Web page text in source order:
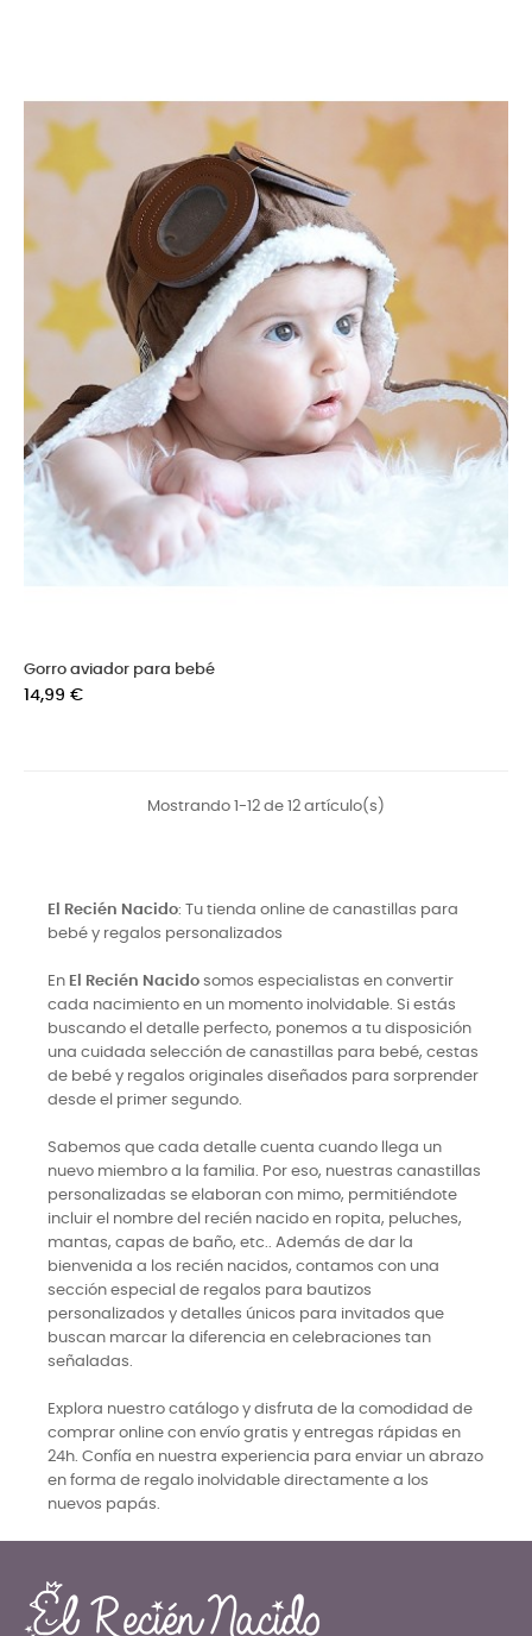
Gorro aviador para bebé
Precio
14,99 €
Mostrando 1-12 de 12 artículo(s)
El Recién Nacido: Tu tienda online de canastillas para
bebé y regalos personalizados
En El Recién Nacido somos especialistas en convertir
cada nacimiento en un momento inolvidable. Si estás
buscando el detalle perfecto, ponemos a tu disposición
una cuidada selección de canastillas para bebé, cestas
de bebé y regalos originales diseñados para sorprender
desde el primer segundo.
Sabemos que cada detalle cuenta cuando llega un
nuevo miembro a la familia. Por eso, nuestras canastillas
personalizadas se elaboran con mimo, permitiéndote
incluir el nombre del recién nacido en ropita, peluches,
mantas, capas de baño, etc.. Además de dar la
bienvenida a los recién nacidos, contamos con una
sección especial de regalos para bautizos
personalizados y detalles únicos para invitados que
buscan marcar la diferencia en celebraciones tan
señaladas.
Explora nuestro catálogo y disfruta de la comodidad de
comprar online con envío gratis y entregas rápidas en
24h. Confía en nuestra experiencia para enviar un abrazo
en forma de regalo inolvidable directamente a los
nuevos papás.